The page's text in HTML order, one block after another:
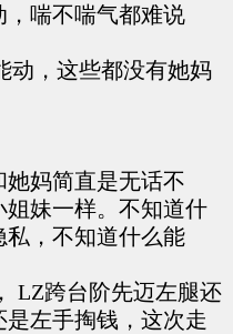
喘不喘气都难说
，这些都没有她妈
妈简直是无话不
妹一样。不知道什
，不知道什么能
LZ跨台阶先迈左腿还
左手掏钱，这次走